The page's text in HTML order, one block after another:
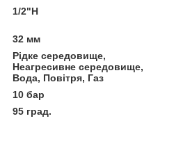
1/2"Н
32 мм
Рідке середовище,
Неагресивне середовище,
Вода, Повітря, Газ
10 бар
95 град.